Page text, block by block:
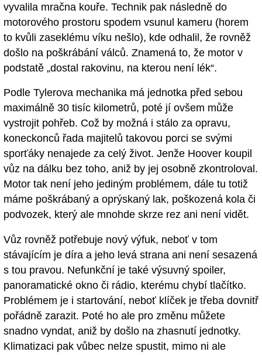
vyvalila mračna kouře. Technik pak následně do
motorového prostoru spodem vsunul kameru (horem
to kvůli zaseklému víku nešlo), kde odhalil, že rovněž
došlo na poškrábání válců. Znamená to, že motor v
podstatě „dostal rakovinu, na kterou není lék“.
Podle Tylerova mechanika má jednotka před sebou
maximálně 30 tisíc kilometrů, poté jí ovšem může
vystrojit pohřeb. Což by možná i stálo za opravu,
koneckonců řada majitelů takovou porci se svými
sporťáky nenajede za celý život. Jenže Hoover koupil
vůz na dálku bez toho, aniž by jej osobně zkontroloval.
Motor tak není jeho jediným problémem, dále tu totiž
máme poškrábaný a oprýskaný lak, poškozená kola či
podvozek, který ale mnohde skrze rez ani není vidět.
Vůz rovněž potřebuje nový výfuk, neboť v tom
stávajícím je díra a jeho levá strana ani není sesazená
s tou pravou. Nefunkční je také výsuvný spoiler,
panoramatické okno či rádio, kterému chybí tlačítko.
Problémem je i startování, neboť klíček je třeba dovnitř
pořádně zarazit. Poté ho ale pro změnu můžete
snadno vyndat, aniž by došlo na zhasnutí jednotky.
Klimatizaci pak vůbec nelze spustit, mimo ni ale